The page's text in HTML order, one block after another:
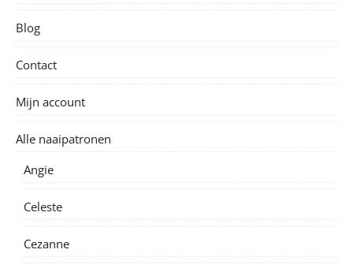
Blog
Contact
Mijn account
Alle naaipatronen
Angie
Celeste
Cezanne